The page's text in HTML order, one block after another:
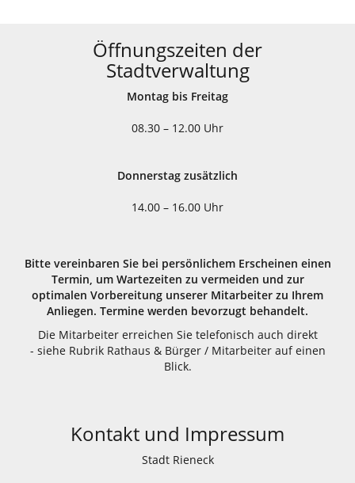
Öffnungszeiten der
Stadtverwaltung
Montag bis Freitag
08.30 – 12.00 Uhr
Donnerstag zusätzlich
14.00 – 16.00 Uhr
Bitte vereinbaren Sie bei persönlichem Erscheinen einen
Termin, um Wartezeiten zu vermeiden und zur
optimalen Vorbereitung unserer Mitarbeiter zu Ihrem
Anliegen. Termine werden bevorzugt behandelt.
Die Mitarbeiter erreichen Sie telefonisch auch direkt
- siehe Rubrik Rathaus & Bürger / Mitarbeiter auf einen
Blick.
Kontakt und Impressum
Stadt Rieneck